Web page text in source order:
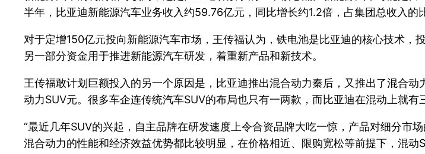
半年，比亚迪新能源汽车业务收入约59.76亿元，同比增长约1.2倍，占集团总收入的
对于定增150亿元投向新能源汽车市场，王传福认为，铁电池是比亚迪的核心技术，
另一部分资金用于推进新能源汽车研发，着重新产品和新技术。
王传福敢计划巨额投入的另一个原因是，比亚迪推出混合动力秦后，又推出了混合
动力SUV元。很多车企连传统汽车SUV的布局也只有一两款，而比亚迪在混动上就有
“最近几年SUV的兴起，自主品牌在研发速度上令合资品牌大吃一惊，产品对细分市
混合动力的性能和经济效益优势都比较明显，在价格相近、限购宽松等前提下，混动